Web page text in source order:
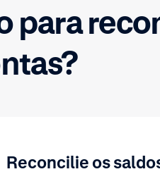
para
Reconcilie os